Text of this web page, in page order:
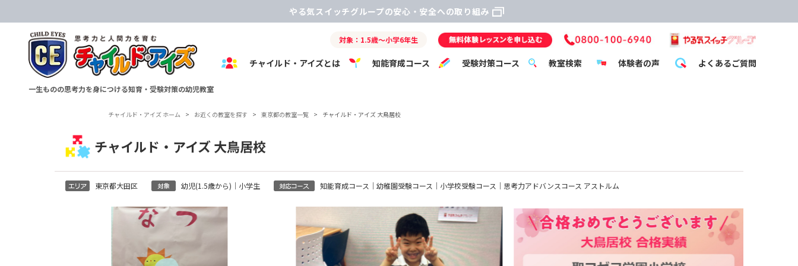
やる気スイッチグループの安心・安全への取り組み
一生ものの思考力を身につける知育・受験対策の幼児教室
対象：1.5歳～小学6年生
チャイルド・アイズとは 知能育成コース 受験対策コース 教室検索 体験者の声 よくあるご質問
チャイルド・アイズ ホーム > お近くの教室を探す > 東京都の教室一覧 > チャイルド・アイズ 大鳥居校
チャイルド・アイズ 大鳥居校
東京都大田区 幼児(1.5歳から)｜小学生 知能育成コース｜幼稚園受験コース｜小学校受験コース｜思考力アドバンスコース アストルム